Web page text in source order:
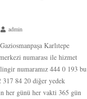
admin
Karlıtepe
numarası ile hizmet
numaramız 444 0 193 bu
317 84 20 diğer yedek
her günü her vakti 365 gün